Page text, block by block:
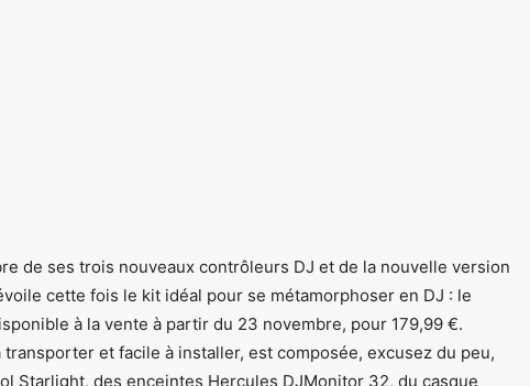
de ses trois nouveaux contrôleurs DJ et de la nouvelle version
cette fois le kit idéal pour se métamorphoser en DJ : le
à la vente à partir du 23 novembre, pour 179,99 €.
et facile à installer, est composée, excusez du peu,
Starlight, des enceintes Hercules DJMonitor 32, du casque